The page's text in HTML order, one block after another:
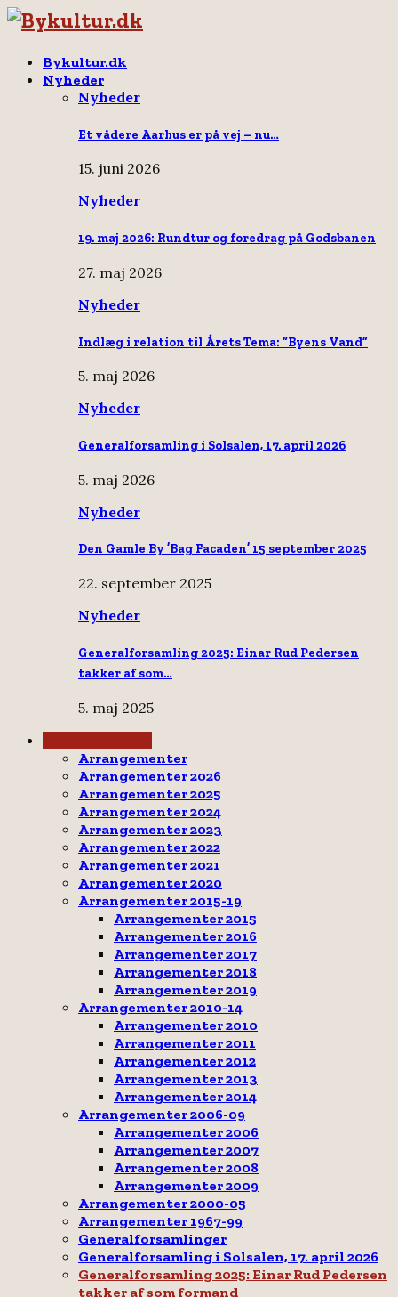
Bykultur.dk
Nyheder
Nyheder
Et vådere Aarhus er på vej – nu…
15. juni 2026
Nyheder
19. maj 2026: Rundtur og foredrag på Godsbanen
27. maj 2026
Nyheder
Indlæg i relation til Årets Tema: “Byens Vand”
5. maj 2026
Nyheder
Generalforsamling i Solsalen, 17. april 2026
5. maj 2026
Nyheder
Den Gamle By ’Bag Facaden’ 15 september 2025
22. september 2025
Nyheder
Generalforsamling 2025: Einar Rud Pedersen
takker af som…
5. maj 2025
Arrangementer
Arrangementer 2026
Arrangementer 2025
Arrangementer 2024
Arrangementer 2023
Arrangementer 2022
Arrangementer 2021
Arrangementer 2020
Arrangementer 2015-19
Arrangementer 2015
Arrangementer 2016
Arrangementer 2017
Arrangementer 2018
Arrangementer 2019
Arrangementer 2010-14
Arrangementer 2010
Arrangementer 2011
Arrangementer 2012
Arrangementer 2013
Arrangementer 2014
Arrangementer 2006-09
Arrangementer 2006
Arrangementer 2007
Arrangementer 2008
Arrangementer 2009
Arrangementer 2000-05
Arrangementer 1967-99
Generalforsamlinger
Generalforsamling i Solsalen, 17. april 2026
Generalforsamling 2025: Einar Rud Pedersen
takker af som formand